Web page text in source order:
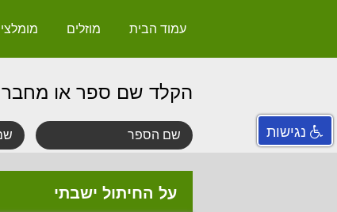
עמוד הבית מוזלים
הקלד שם ספר או מחבר
על החיתול ישבתי
נגישות